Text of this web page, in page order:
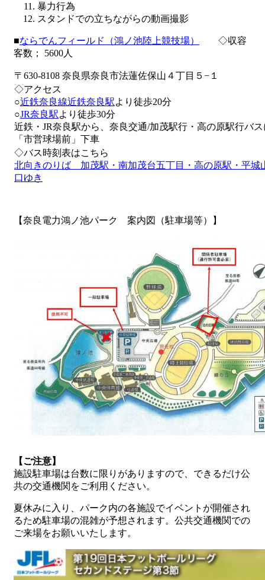
暴力行為
スタンドでの立ちながらの動画撮影
■ならでんフィールド（鴻ノ池陸上競技場）
◇収容
客数； 5600人
〒630-8108 奈良県奈良市法蓮佐保山４丁目５−１
◇アクセス
○近鉄奈良線近鉄奈良駅より徒歩20分
○JR奈良駅より徒歩30分
近鉄・JR奈良駅から、奈良交通/加茂駅行・高の原駅行バ
「市営球場前」下車
◇バス時刻表はこちら
北向きのりば 加茂駅・南加茂台五丁目・高の原駅・平城
口ゆき
【奈良電力鴻ノ池パーク 案内図（駐車場等）】
【ご注意】
施設駐車場は台数に限りがありますので、できるだけ公
共の交通機関をご利用ください。
夏休みに入り、パーク内の各施設でイベントが開催され
るため駐車場の混雑が予想されます。公共交通機関での
ご来場をお願いいたします。